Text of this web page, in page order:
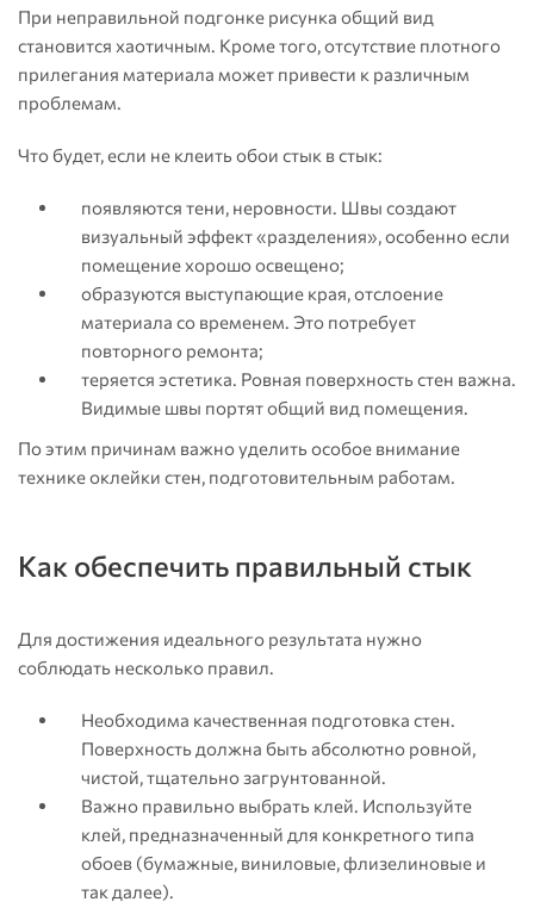
При неправильной подгонке рисунка общий вид
становится хаотичным. Кроме того, отсутствие плотного
прилегания материала может привести к различным
проблемам.
Что будет, если не клеить обои стык в стык:
появляются тени, неровности. Швы создают
визуальный эффект «разделения», особенно если
помещение хорошо освещено;
образуются выступающие края, отслоение
материала со временем. Это потребует
повторного ремонта;
теряется эстетика. Ровная поверхность стен важна.
Видимые швы портят общий вид помещения.
По этим причинам важно уделить особое внимание
технике оклейки стен, подготовительным работам.
Как обеспечить правильный стык
Для достижения идеального результата нужно
соблюдать несколько правил.
Необходима качественная подготовка стен.
Поверхность должна быть абсолютно ровной,
чистой, тщательно загрунтованной.
Важно правильно выбрать клей. Используйте
клей, предназначенный для конкретного типа
обоев (бумажные, виниловые, флизелиновые и
так далее).